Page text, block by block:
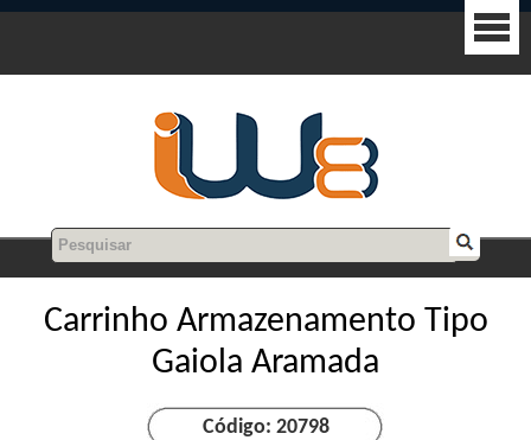
Carrinho Armazenamento Tipo
Gaiola Aramada
Código: 20798